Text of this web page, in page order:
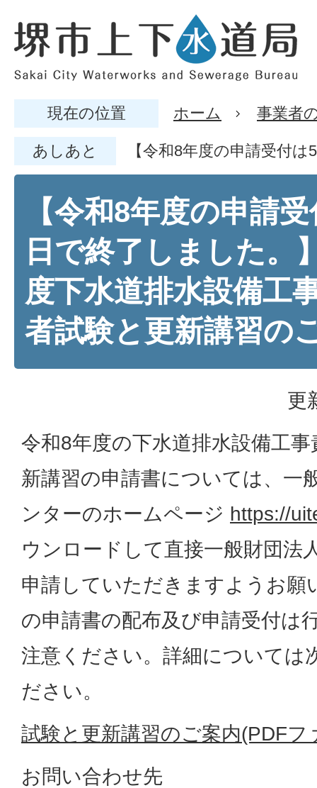
現在の位置 ホーム 事業者
あしあと 【令和8年度の申請受付
【令和8年度の申請
日で終了しました。
度下水道排水設備工
者試験と更新講習の
更
令和8年度の下水道排水設備工
新講習の申請書については、一
ンターのホームページ https://
ウンロードして直接一般財団法
申請していただきますようお願
の申請書の配布及び申請受付は
注意ください。詳細については
ださい。
試験と更新講習のご案内(PDFフ
お問い合わせ先